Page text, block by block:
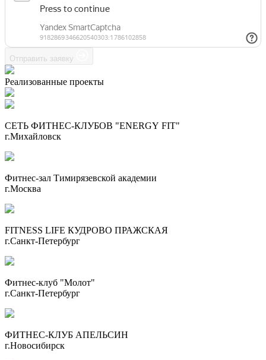
Отправить заявку
Реализованные проекты
СЕТЬ ФИТНЕС-КЛУБОВ "ENERGY FIT"
г.Михайловск
Фитнес-зал Тимирязевской академии
г.Москва
FITNESS LIFE КУДРОВО ПРАЖСКАЯ
г.Санкт-Петербург
Фитнес-клуб "Молот"
г.Санкт-Петербург
ФИТНЕС-КЛУБ АПЕЛЬСИН
г.Новосибирск